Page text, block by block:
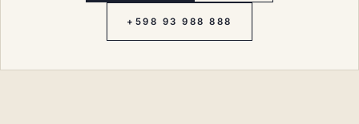
+598 93 988 888